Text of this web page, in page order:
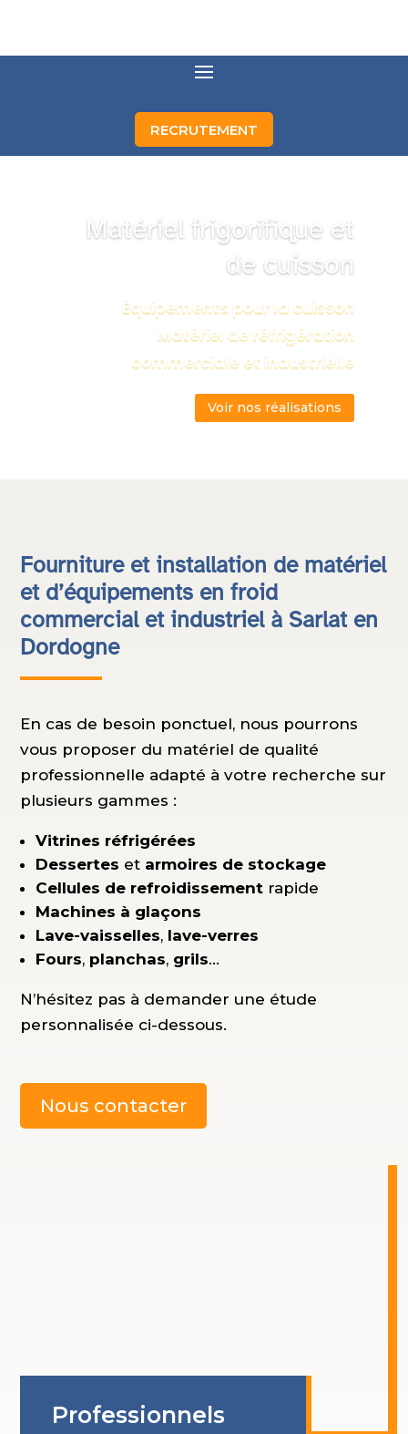
RECRUTEMENT
Matériel frigorifique et
de cuisson
Équipements pour la cuisson
Matériel de réfrigération
commerciale et industrielle
Voir nos réalisations
Fourniture et installation de matériel
et d’équipements en froid
commercial et industriel à Sarlat en
Dordogne
En cas de besoin ponctuel, nous pourrons
vous proposer du matériel de qualité
professionnelle adapté à votre recherche sur
plusieurs gammes :
Vitrines réfrigérées
Dessertes et armoires de stockage
Cellules de refroidissement rapide
Machines à glaçons
Lave-vaisselles, lave-verres
Fours, planchas, grils…
N’hésitez pas à demander une étude
personnalisée ci-dessous.
Nous contacter
Professionnels